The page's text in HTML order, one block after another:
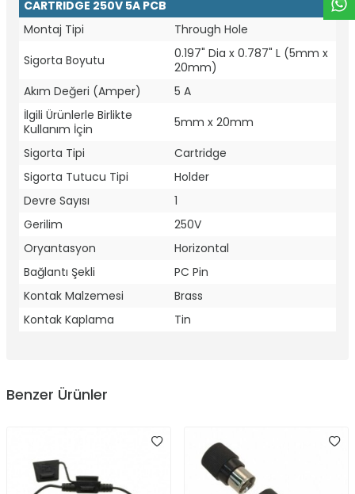
CARTRIDGE 250V 5A PCB
Montaj Tipi
Through Hole
Sigorta Boyutu
0.197" Dia x 0.787" L (5mm x
20mm)
Akım Değeri (Amper)
5 A
İlgili Ürünlerle Birlikte
Kullanım İçin
5mm x 20mm
Sigorta Tipi
Cartridge
Sigorta Tutucu Tipi
Holder
Devre Sayısı
1
Gerilim
250V
Oryantasyon
Horizontal
Bağlantı Şekli
PC Pin
Kontak Malzemesi
Brass
Kontak Kaplama
Tin
Benzer Ürünler